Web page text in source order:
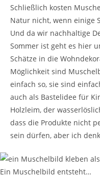
Schließlich kosten
Natur nicht, wenn einige
Und da wir nachhaltige
Sommer ist geht es hier
Schätze in die
Möglichkeit sind
einfach so, sie sind
auch als Bastelidee für
Holzleim, der
dass die Produkte nicht
sein dürfen, aber ich
Ein Muschelbild entsteht…